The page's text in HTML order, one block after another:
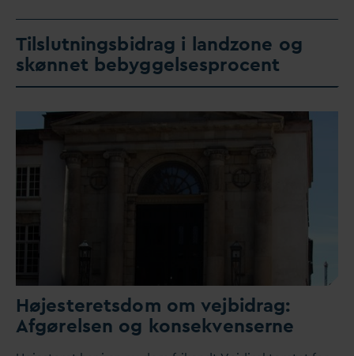
Tilslutningsbidrag i landzone og
skønnet bebyggelsesprocent
Højesteretsdom om vejbidrag:
Afgørelsen og konsekvenserne